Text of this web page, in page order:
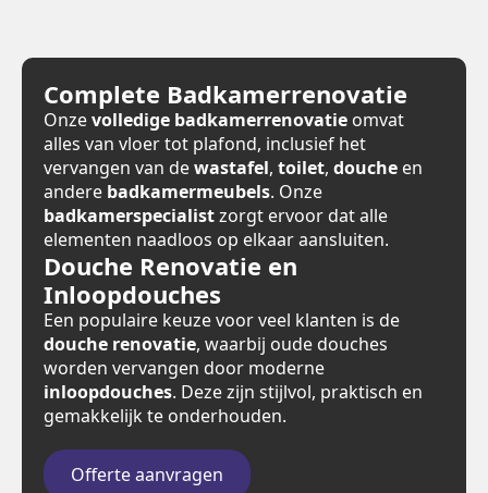
Complete Badkamerrenovatie
Onzevolledige badkamerrenovatie omvat
alles van vloer tot plafond, inclusief het
vervangen van dewastafel, toilet, douche en
andere badkamermeubels. Onze
badkamerspecialistzorgt ervoor dat alle
elementen naadloos op elkaar aansluiten.
Douche Renovatie en
Inloopdouches
Een populaire keuze voor veel klanten is de
douche renovatie, waarbij oude douches
worden vervangen door moderne
inloopdouches. Deze zijn stijlvol, praktisch en
gemakkelijk te onderhouden.
Offerte aanvragen